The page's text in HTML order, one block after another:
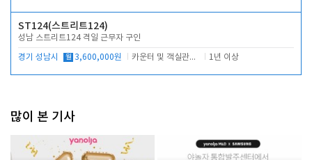
ST124(스트리트124)
성남 스트리트124 격일 근무자 구인
경기 성남시 월 3,600,000원 카운터 및 객실관리 전반 1년 이상
많이 본 기사